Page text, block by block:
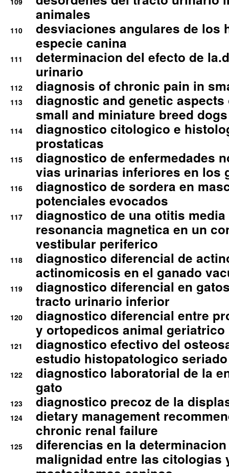
animales
110
desviaciones angulares de los
especie canina
111
determinacion del efecto de
urinario
112 diagnosis of chronic pain in
113
diagnostic and genetic
small and miniature breed
114
diagnostico citologico e
prostaticas
115
diagnostico de enfermedades
vias urinarias inferiores en los
116
diagnostico de sordera en
potenciales evocados
117
diagnostico de una otitis
resonancia magnetica en un
vestibular periferico
118
diagnostico diferencial de
actinomicosis en el ganado
119
diagnostico diferencial en
tracto urinario inferior
120
diagnostico diferencial entre
y ortopedicos animal geriatrico
121
diagnostico efectivo del
estudio histopatologico seriado
122
diagnostico laboratorial de la
gato
123 diagnostico precoz de la
124
dietary management
chronic renal failure
125
diferencias en la
malignidad entre las citologias